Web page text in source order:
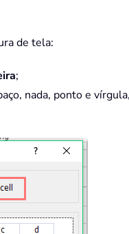
de tela:
;
nada, ponto e